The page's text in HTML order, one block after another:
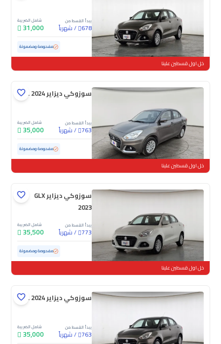
يبدأ القسط من
678
/شهرياً
شامل الضريبة
31,000
مستعملة 147,401 كم مفحوصة ومضمونة
خل اول قسطين علينا
سوزوكي ديزاير GL 2024
يبدأ القسط من
763
/شهرياً
شامل الضريبة
35,000
مستعملة 77,844 كم مفحوصة ومضمونة
خل اول قسطين علينا
سوزوكي ديزاير GLX
2023
يبدأ القسط من
773
/شهرياً
شامل الضريبة
35,500
مستعملة 64,105 كم مفحوصة ومضمونة
خل اول قسطين علينا
سوزوكي ديزاير GL 2024
يبدأ القسط من
763
/شهرياً
شامل الضريبة
35,000